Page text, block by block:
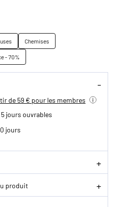
Chemises
- 70%
de 59 € pour les membres
jours ouvrables
jours
produit